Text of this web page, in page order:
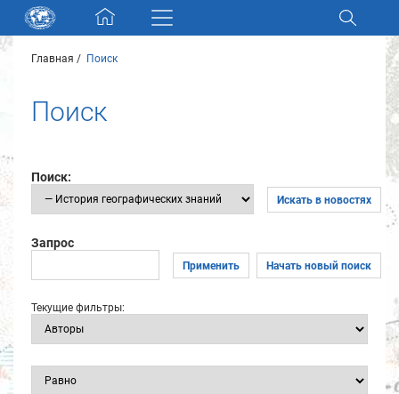
Skip navigation
Разделы и коллекции
Электронный каталог
Новости
Партнеры
Найти
Главная Поиск
Поиск
Поиск:
Искать в новостях
Запрос
Применить Начать новый поиск
Текущие фильтры: